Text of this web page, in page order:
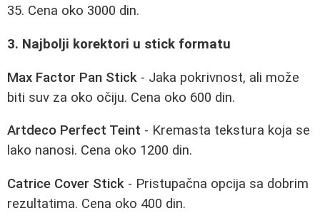
35. Cena oko 3000 din.
3. Najbolji korektori u stick formatu
Max Factor Pan Stick - Jaka pokrivnost, ali može
biti suv za oko očiju. Cena oko 600 din.
Artdeco Perfect Teint - Kremasta tekstura koja se
lako nanosi. Cena oko 1200 din.
Catrice Cover Stick - Pristupačna opcija sa dobrim
rezultatima. Cena oko 400 din.